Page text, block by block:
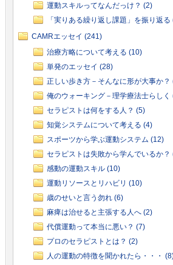
運動スキルってなんだっけ？ (2)
「実りある繰り返し課題」を振り返る
CAMRエッセイ (241)
治療方略について考える (10)
単発のエッセイ (28)
正しい歩き方－そんなに形が大事か？
俺のウォーキング－理学療法士らしく
セラピストは何をする人？ (5)
知覚システムについて考える (4)
スポーツから学ぶ運動システム (12)
セラピストは失敗から学んでいるか？
感動の運動スキル (10)
運動リソースとリハビリ (10)
歳のせいと言う勿れ (6)
麻痺は治せると主張する人へ (2)
代償運動って本当に悪い？ (7)
プロのセラピストとは？ (2)
人の運動の特徴を聞かれたら・・・